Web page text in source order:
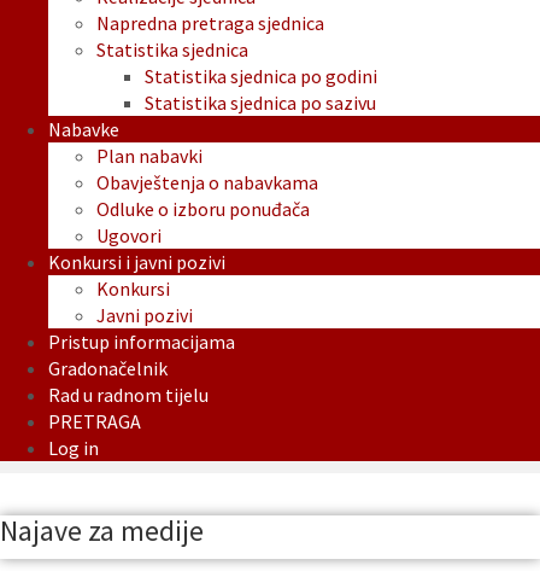
Napredna pretraga sjednica
Statistika sjednica
Statistika sjednica po godini
Statistika sjednica po sazivu
Nabavke
Plan nabavki
Obavještenja o nabavkama
Odluke o izboru ponuđača
Ugovori
Konkursi i javni pozivi
Konkursi
Javni pozivi
Pristup informacijama
Gradonačelnik
Rad u radnom tijelu
PRETRAGA
Log in
Najave za medije